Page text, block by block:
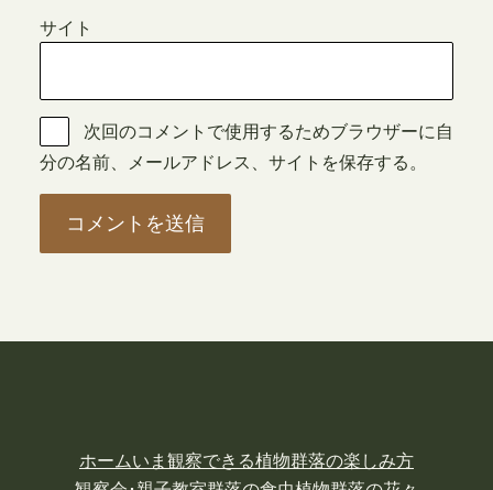
サイト
次回のコメントで使用するためブラウザーに自
分の名前、メールアドレス、サイトを保存する。
ホームいま観察できる植物群落の楽しみ方